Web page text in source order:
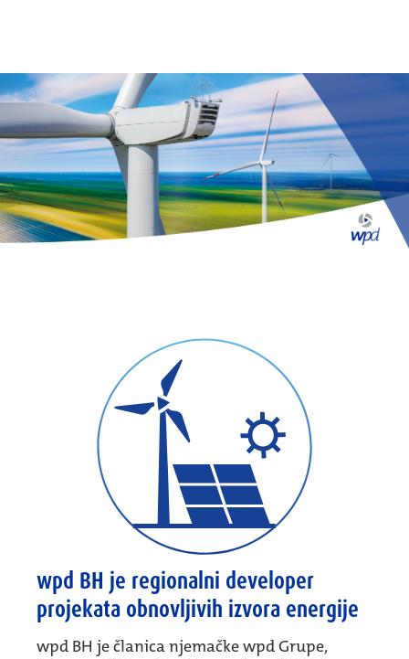
wpd BH je regionalni developer
projekata obnovljivih izvora energije
wpd BH je članica njemačke wpd Grupe,